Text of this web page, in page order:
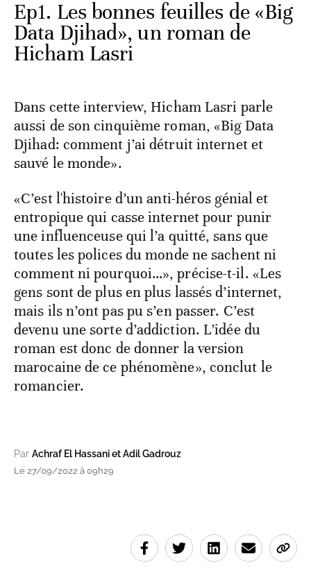
Ep1. Les bonnes feuilles de «Big
Data Djihad», un roman de
Hicham Lasri
Dans cette interview, Hicham Lasri parle
aussi de son cinquième roman, «Big Data
Djihad: comment j’ai détruit internet et
sauvé le monde».
«C’est l'histoire d’un anti-héros génial et
entropique qui casse internet pour punir
une influenceuse qui l’a quitté, sans que
toutes les polices du monde ne sachent ni
comment ni pourquoi…», précise-t-il. «Les
gens sont de plus en plus lassés d’internet,
mais ils n’ont pas pu s’en passer. C’est
devenu une sorte d’addiction. L’idée du
roman est donc de donner la version
marocaine de ce phénomène», conclut le
romancier.
Par Achraf El Hassani et Adil Gadrouz
Le 27/09/2022 à 09h29